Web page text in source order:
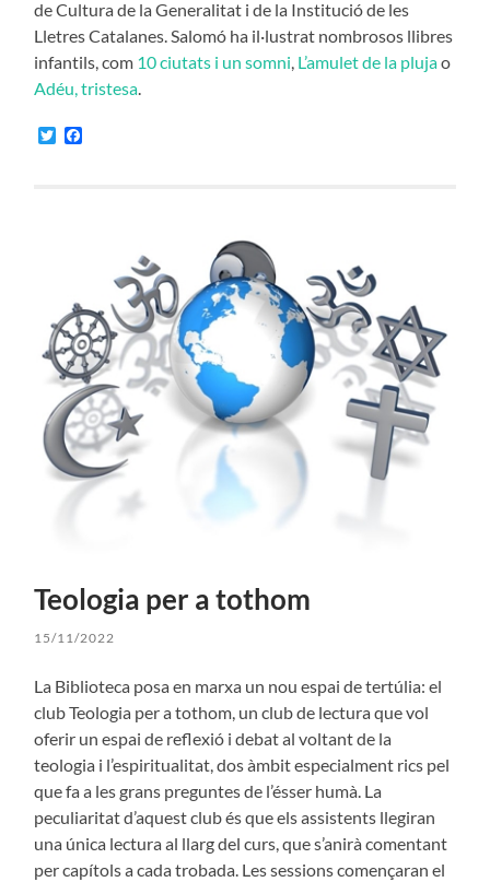
de Cultura de la Generalitat i de la Institució de les
Lletres Catalanes. Salomó ha il·lustrat nombrosos llibres
infantils, com 10 ciutats i un somni, L’amulet de la plujao
Adéu, tristesa.
Twitter
Teologia per a tothom
15/11/2022
La Biblioteca posa en marxa un nou espai de tertúlia: el
club Teologia per a tothom, un club de lectura que vol
oferir un espai de reflexió i debat al voltant de la
teologia i l’espiritualitat, dos àmbit especialment rics pel
que fa a les grans preguntes de l’ésser humà. La
peculiaritat d’aquest club és que els assistents llegiran
una única lectura al llarg del curs, que s’anirà comentant
per capítols a cada trobada. Les sessions començaran el